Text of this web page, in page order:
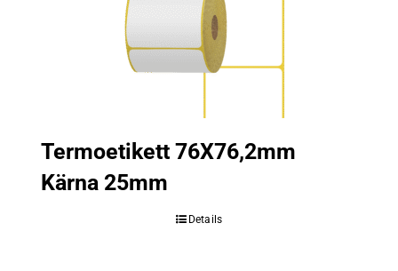
Termoetikett 76X76,2mm
Kärna 25mm
Details